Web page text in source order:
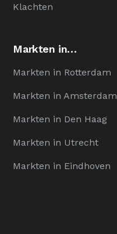
Klachten
Markten in…
Markten in Rotterdam
Markten in Amsterdam
Markten in Den Haag
Markten in Utrecht
Markten in Eindhoven